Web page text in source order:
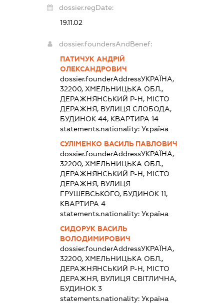
dossier.regDate:
19.11.02
dossier.foundersAndBenef:
ПАТИЧУК АНДРІЙ
ОЛЕКСАНДРОВИЧ
dossier.founderAddressУКРАЇНА,
32200, ХМЕЛЬНИЦЬКА ОБЛ.,
ДЕРАЖНЯНСЬКИЙ Р-Н, МІСТО
ДЕРАЖНЯ, ВУЛИЦЯ СЛОБОДА,
БУДИНОК 44, КВАРТИРА 14
statements.nationality: Україна
СУЛІМЕНКО ВАСИЛЬ ПАВЛОВИЧ
dossier.founderAddressУКРАЇНА,
32200, ХМЕЛЬНИЦЬКА ОБЛ.,
ДЕРАЖНЯНСЬКИЙ Р-Н, МІСТО
ДЕРАЖНЯ, ВУЛИЦЯ
ГРУШЕВСЬКОГО, БУДИНОК 11,
КВАРТИРА 4
statements.nationality: Україна
СИДОРУК ВАСИЛЬ
ВОЛОДИМИРОВИЧ
dossier.founderAddressУКРАЇНА,
32200, ХМЕЛЬНИЦЬКА ОБЛ.,
ДЕРАЖНЯНСЬКИЙ Р-Н, МІСТО
ДЕРАЖНЯ, ВУЛИЦЯ СВІТЛИЧНА,
БУДИНОК 3
statements.nationality: Україна